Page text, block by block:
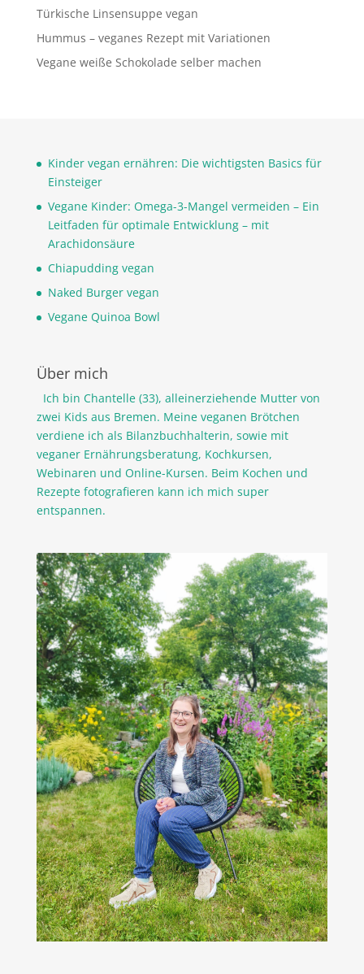
Türkische Linsensuppe vegan
Hummus – veganes Rezept mit Variationen
Vegane weiße Schokolade selber machen
Kinder vegan ernähren: Die wichtigsten Basics für
Einsteiger
Vegane Kinder: Omega-3-Mangel vermeiden – Ein
Leitfaden für optimale Entwicklung – mit
Arachidonsäure
Chiapudding vegan
Naked Burger vegan
Vegane Quinoa Bowl
Über mich
Ich bin Chantelle (33), alleinerziehende Mutter von
zwei Kids aus Bremen. Meine veganen Brötchen
verdiene ich als Bilanzbuchhalterin, sowie mit
veganer Ernährungsberatung, Kochkursen,
Webinaren und Online-Kursen. Beim Kochen und
Rezepte fotografieren kann ich mich super
entspannen.